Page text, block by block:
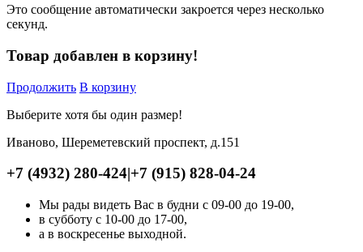
Это сообщение автоматически закроется через несколько
секунд.
Товар добавлен в корзину!
Продолжить В корзину
Выберите хотя бы один размер!
Иваново, Шереметевский проспект, д.151
+7 (4932) 280-424|+7 (915) 828-04-24
Мы рады видеть Вас в будни с 09-00 до 19-00,
в субботу с 10-00 до 17-00,
а в воскресенье выходной.